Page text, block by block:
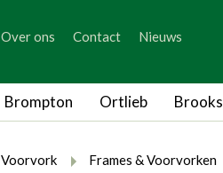
generic_skip_language
Over ons Contact Nieuws
Brompton Ortlieb Brooks
breadcrumb.here
breadcrumb.from
Voorvork breadcrumb.to
Frames & Voorvorken